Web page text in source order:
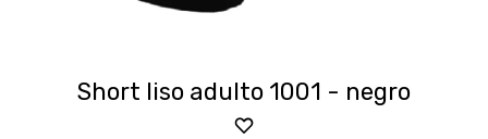
Short liso adulto 1001 - negro